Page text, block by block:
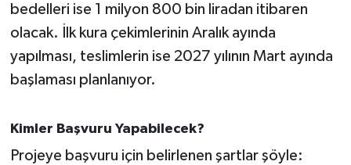
bedelleri ise 1 milyon 800 bin liradan itibaren
olacak. İlk kura çekimlerinin Aralık ayında
yapılması, teslimlerin ise 2027 yılının Mart ayında
başlaması planlanıyor.
Kimler Başvuru Yapabilecek?
Projeye başvuru için belirlenen şartlar şöyle: